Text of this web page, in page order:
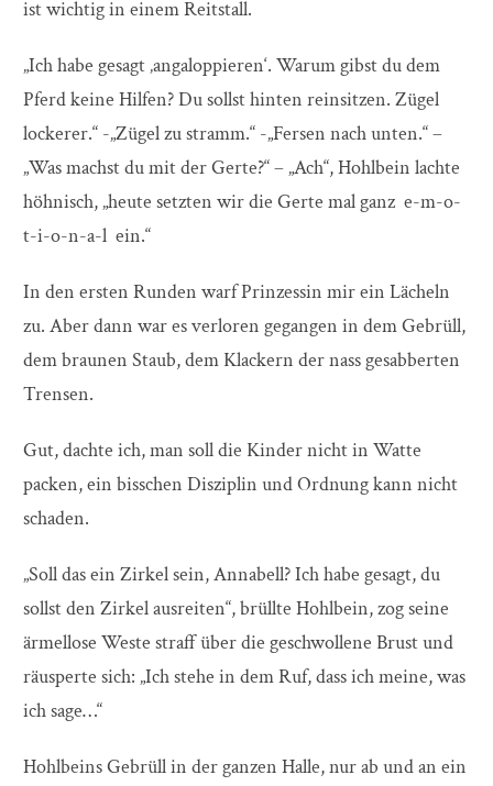
ist wichtig in einem Reitstall.
„Ich habe gesagt ‚angaloppieren‘. Warum gibst du dem
Pferd keine Hilfen? Du sollst hinten reinsitzen. Zügel
lockerer.“ -„Zügel zu stramm.“ -„Fersen nach unten.“ –
„Was machst du mit der Gerte?“ – „Ach“, Hohlbein lachte
höhnisch, „heute setzten wir die Gerte mal ganz e-m-o-
t-i-o-n-a-l ein.“
In den ersten Runden warf Prinzessin mir ein Lächeln
zu. Aber dann war es verloren gegangen in dem Gebrüll,
dem braunen Staub, dem Klackern der nass gesabberten
Trensen.
Gut, dachte ich, man soll die Kinder nicht in Watte
packen, ein bisschen Disziplin und Ordnung kann nicht
schaden.
„Soll das ein Zirkel sein, Annabell? Ich habe gesagt, du
sollst den Zirkel ausreiten“, brüllte Hohlbein, zog seine
ärmellose Weste straff über die geschwollene Brust und
räusperte sich: „Ich stehe in dem Ruf, dass ich meine, was
ich sage…“
Hohlbeins Gebrüll in der ganzen Halle, nur ab und an ein